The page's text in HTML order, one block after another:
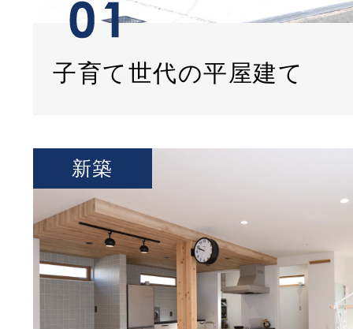
子育て世代の平屋建て
新築